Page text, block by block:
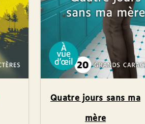
Quatre jours sans ma
mère